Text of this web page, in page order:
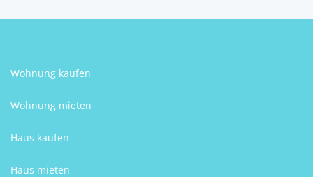
Wohnung kaufen
Wohnung mieten
Haus kaufen
Haus mieten